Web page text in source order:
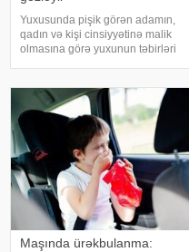
Yuxusunda pişik görən adamın,
qadın və kişi cinsiyyətinə malik
olmasına görə yuxunun təbirləri
həyatında diqqətsiz bir şəxsiyyətə
sahib olduğu, ətrafındak
Maşında ürəkbulanma: